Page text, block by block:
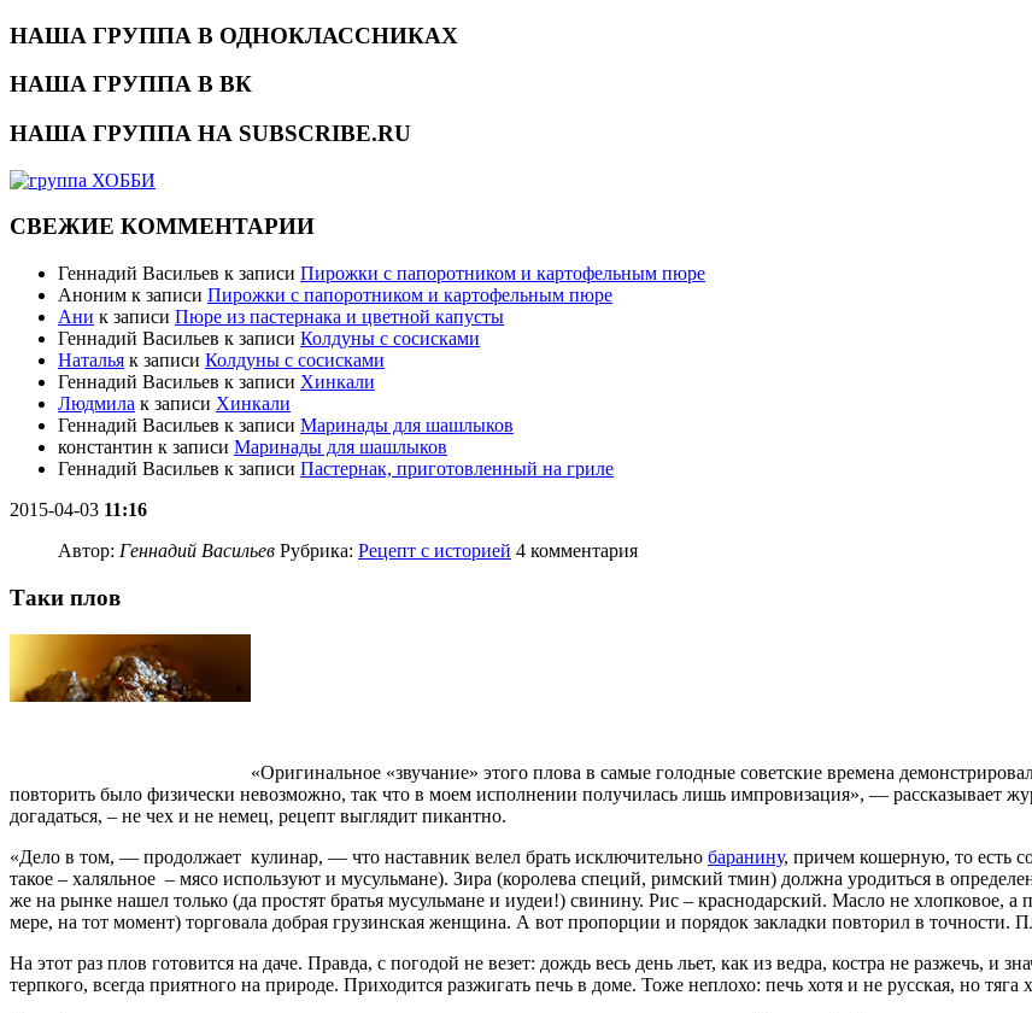
НАША ГРУППА В ОДНОКЛАССНИКАХ
НАША ГРУППА В ВК
НАША ГРУППА НА SUBSCRIBE.RU
СВЕЖИЕ КОММЕНТАРИИ
Геннадий Васильев к записи Пирожки с папоротником и картофельным пюре
Аноним к записи Пирожки с папоротником и картофельным пюре
Ани к записи Пюре из пастернака и цветной капусты
Геннадий Васильев к записи Колдуны с сосисками
Наталья к записи Колдуны с сосисками
Геннадий Васильев к записи Хинкали
Людмила к записи Хинкали
Геннадий Васильев к записи Маринады для шашлыков
константин к записи Маринады для шашлыков
Геннадий Васильев к записи Пастернак, приготовленный на гриле
2015-04-03 11:16
Автор: Геннадий Васильев Рубрика: Рецепт с историей 4 комментария
Таки плов
«Оригинальное «звучание» этого плова в самые голодные советские времена
повторить было физически невозможно, так что в моем исполнении получилась лишь импровизация», — рассказывает
догадаться, – не чех и не немец, рецепт выглядит пикантно.
«Дело в том, — продолжает кулинар, — что наставник велел брать исключительно баранину, причем кошерную, то есть
такое – халяльное – мясо используют и мусульмане). Зира (королева специй, римский тмин) должна уродиться в
же на рынке нашел только (да простят братья мусульмане и иудеи!) свинину. Рис – краснодарский. Масло не хлопковое,
мере, на тот момент) торговала добрая грузинская женщина. А вот пропорции и порядок закладки повторил в точности.
На этот раз плов готовится на даче. Правда, с погодой не везет: дождь весь день льет, как из ведра, костра не разжечь, и
терпкого, всегда приятного на природе. Приходится разжигать печь в доме. Тоже неплохо: печь хотя и не русская, но